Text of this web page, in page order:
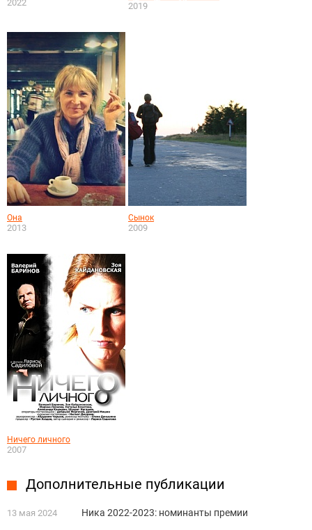
2022 2019
Она
2013
Сынок
2009
Ничего личного
2007
Дополнительные публикации
13 мая 2024 Ника 2022-2023: номинанты премии